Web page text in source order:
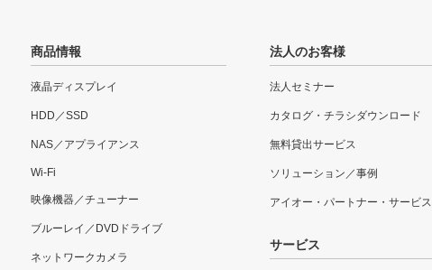
商品情報
液晶ディスプレイ
HDD／SSD
NAS／アプライアンス
Wi-Fi
映像機器／チューナー
ブルーレイ／DVDドライブ
ネットワークカメラ
法人のお客様
法人セミナー
カタログ・チラシダウンロード
無料貸出サービス
ソリューション／事例
アイオー・パートナー・サービス
サービス